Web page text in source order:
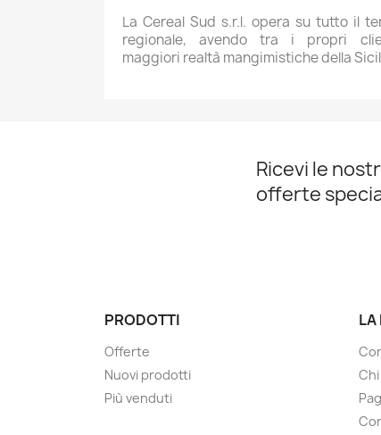
La Cereal Sud s.r.l. opera su tutto il
regionale, avendo tra i propri
maggiori realtà mangimistiche della
Ricevi le
offerte
PRODOTTI
Offerte
Nuovi prodotti
Più venduti
LA